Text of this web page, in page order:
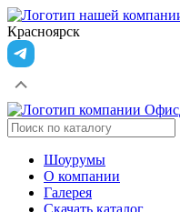
Красноярск
Шоурумы
О компании
Галерея
Скачать каталог